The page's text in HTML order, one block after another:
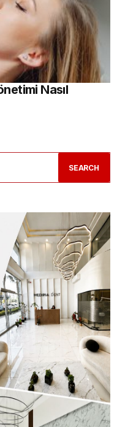
Nasıl
SEARCH